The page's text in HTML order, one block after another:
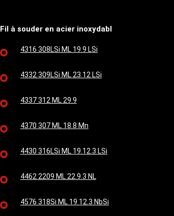
Fil à souder en acier inoxydabl
4316 308LSi ML 19.9 LSi
4332 309LSi ML 23.12 LSi
4337 312 ML 29.9
4370 307 ML 18.8 Mn
4430 316LSi ML 19.12.3 LSi
4462 2209 ML 22.9.3 NL
4576 318Si ML 19.12.3 NbSi